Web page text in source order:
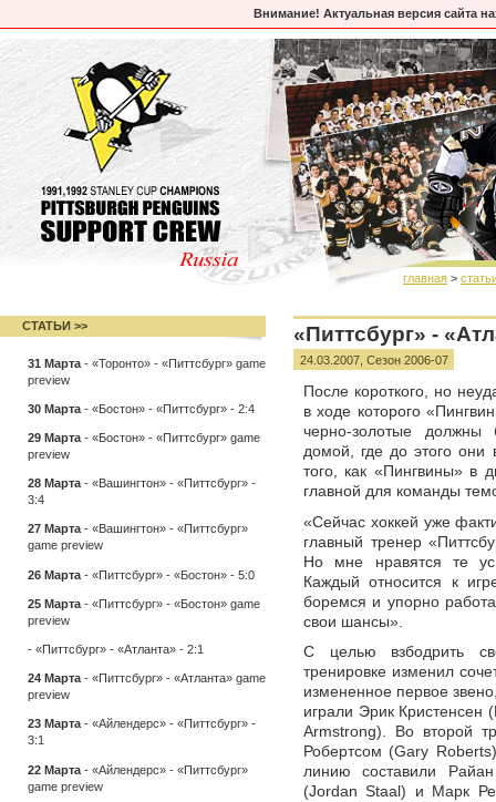
Внимание! Актуальная версия сайта
главная >
«Питтсбург» -
24.03.2007, Сезон 2006-07
После короткого, но
в ходе которого
черно-золотые
домой, где до этого они
того, как «Пингвины» в
главной для команды
«Сейчас хоккей уже
главный тренер
Но мне нравятся те
Каждый относится к
боремся и упорно
свои шансы».
С целью взбодрить
тренировке изменил
измененное первое
играли Эрик Кристенсен
Armstrong). Во второй
Робертсом (Gary
линию составили
(Jordan Staal) и Марк
СТАТЬИ >>
31 Марта - «Торонто» - «Питтсбург» game
preview
30 Марта - «Бостон» - «Питтсбург» - 2:4
29 Марта - «Бостон» - «Питтсбург» game
preview
28 Марта - «Вашингтон» - «Питтсбург» -
3:4
27 Марта - «Вашингтон» - «Питтсбург»
game preview
26 Марта - «Питтсбург» - «Бостон» - 5:0
25 Марта - «Питтсбург» - «Бостон» game
preview
- «Питтсбург» - «Атланта» - 2:1
24 Марта - «Питтсбург» - «Атланта» game
preview
23 Марта - «Айлендерс» - «Питтсбург» -
3:1
22 Марта - «Айлендерс» - «Питтсбург»
game preview